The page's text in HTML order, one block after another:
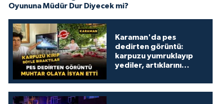
Oyununa Müdür Dur Diyecek mi?
Karaman'da pes
dedirten görüntü:
karpuzu yumruklayıp
yediler, artıklarını